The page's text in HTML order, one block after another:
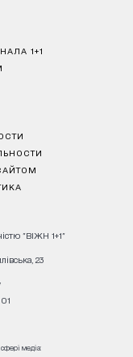
1+1
"ВІЖН 1+1"
23
сфері медіа: